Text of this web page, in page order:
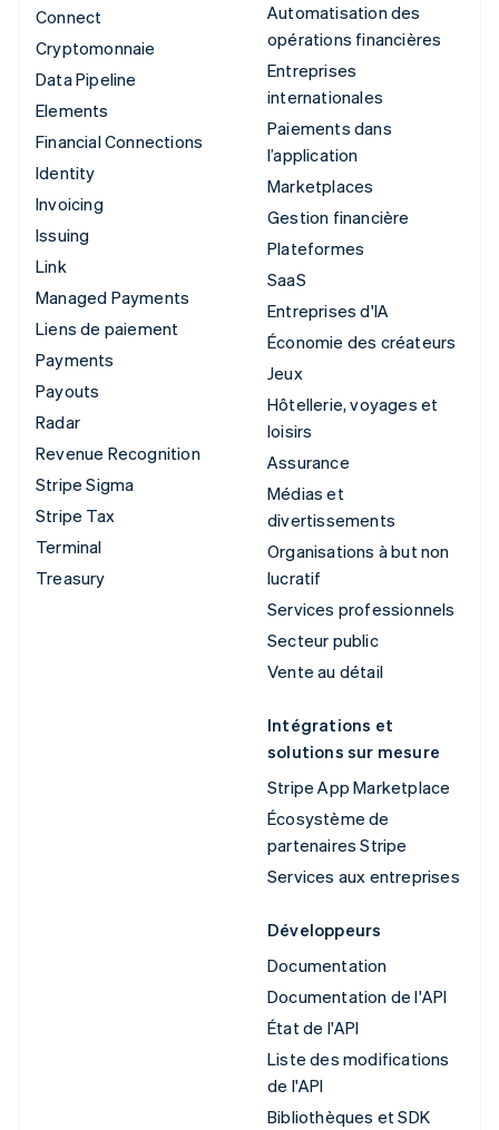
Connect
Cryptomonnaie
Data Pipeline
Elements
Financial Connections
Identity
Invoicing
Issuing
Link
Managed Payments
Liens de paiement
Payments
Payouts
Radar
Revenue Recognition
Stripe Sigma
Stripe Tax
Terminal
Treasury
Automatisation des
opérations financières
Entreprises
internationales
Paiements dans
l’application
Marketplaces
Gestion financière
Plateformes
SaaS
Entreprises d'IA
Économie des créateurs
Jeux
Hôtellerie, voyages et
loisirs
Assurance
Médias et
divertissements
Organisations à but non
lucratif
Services professionnels
Secteur public
Vente au détail
Intégrations et
solutions sur mesure
Stripe App Marketplace
Écosystème de
partenaires Stripe
Services aux entreprises
Développeurs
Documentation
Documentation de l'API
État de l'API
Liste des modifications
de l'API
Bibliothèques et SDK